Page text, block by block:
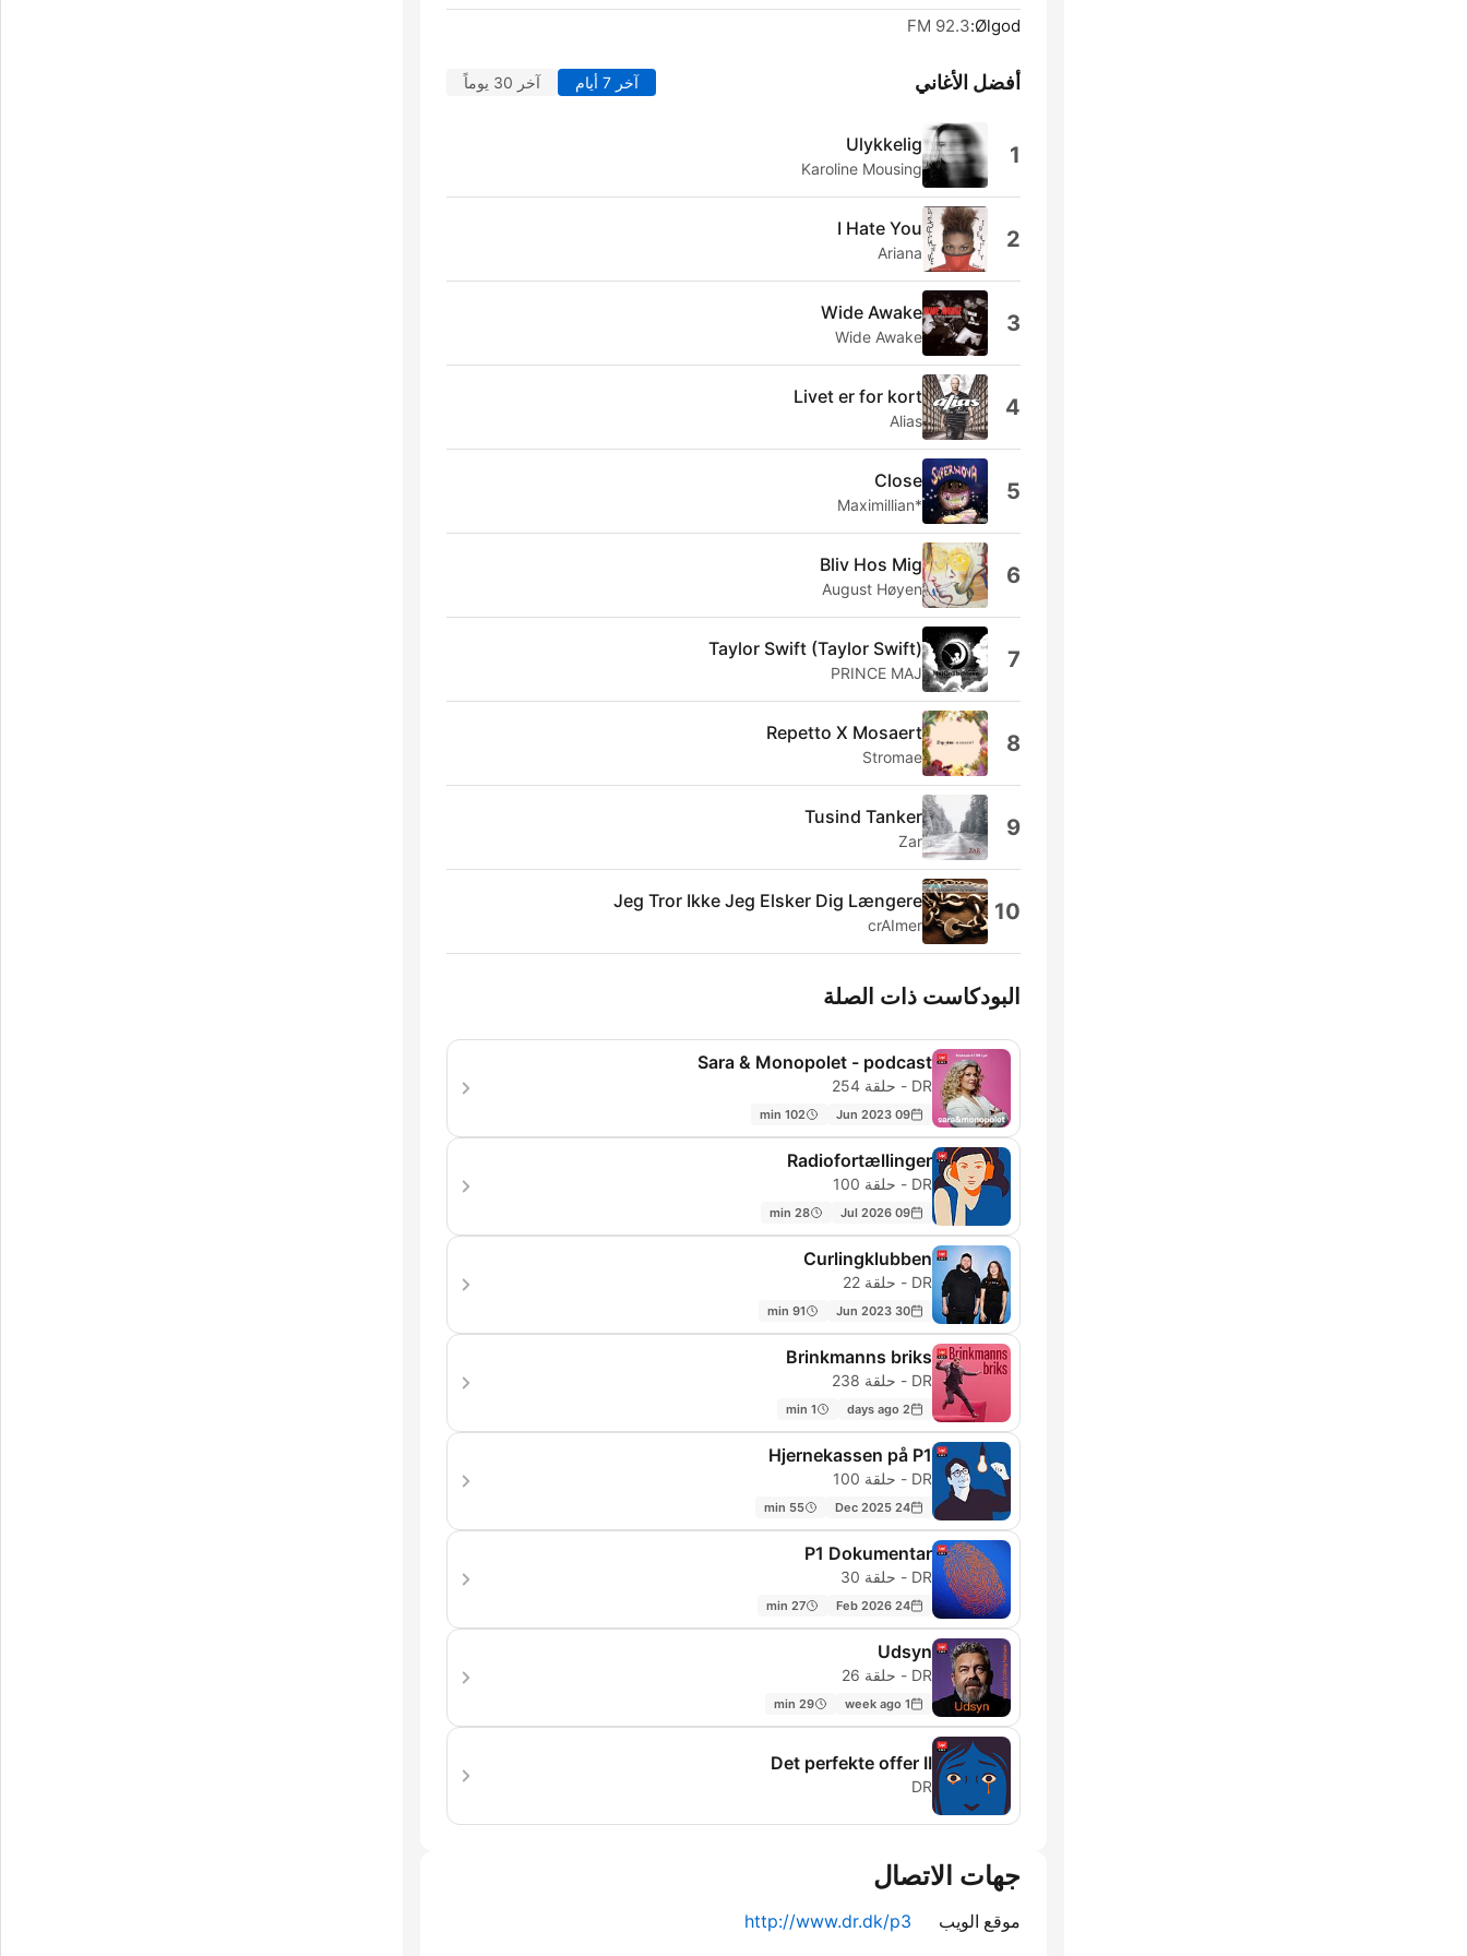
Ølgod:
92.3 FM
أفضل الأغاني آخر 7 أيام آخر 30 يوماً
1
Ulykkelig
Karoline Mousing
2
I Hate You
Ariana
3
Wide Awake
Wide Awake
4
Livet er for kort
Alias
5
Close
*Maximillian
6
Bliv Hos Mig
August Høyen
7
Taylor Swift (Taylor Swift)
PRINCE MAJ
8
Repetto X Mosaert
Stromae
9
Tusind Tanker
Zar
10
Jeg Tror Ikke Jeg Elsker Dig Længere
crAImer
البودكاست ذات الصلة
Sara & Monopolet - podcast
DR - حلقة 254
09 Jun 2023
102 min
Radiofortællinger
DR - حلقة 100
09 Jul 2026
28 min
Curlingklubben
DR - حلقة 22
30 Jun 2023
91 min
Brinkmanns briks
DR - حلقة 238
2 days ago
1 min
Hjernekassen på P1
DR - حلقة 100
24 Dec 2025
55 min
P1 Dokumentar
DR - حلقة 30
24 Feb 2026
27 min
Udsyn
DR - حلقة 26
1 week ago
29 min
Det perfekte offer II
DR
جهات الاتصال
موقع الويب http://www.dr.dk/p3